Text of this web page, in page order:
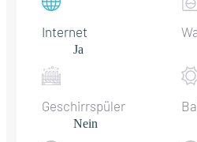
Internet
Ja
Geschirrspüler
Nein